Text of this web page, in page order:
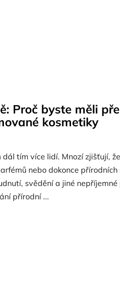
Proč byste měli
kosmetiky
tím více lidí. Mnozí zjišťují,
nebo dokonce přírodních
svědění a jiné nepříjemné
přírodní ...